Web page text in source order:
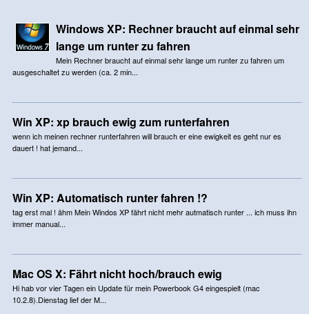
Windows XP: Rechner braucht auf einmal sehr
lange um runter zu fahren
Mein Rechner braucht auf einmal sehr lange um runter zu fahren um
ausgeschaltet zu werden (ca. 2 min...
Win XP: xp brauch ewig zum runterfahren
wenn ich meinen rechner runterfahren will brauch er eine ewigkeit es geht nur es
dauert ! hat jemand...
Win XP: Automatisch runter fahren !?
tag erst mal ! ähm Mein Windos XP fährt nicht mehr autmatisch runter ... ich muss ihn
immer manual...
Mac OS X: Fährt nicht hoch/brauch ewig
Hi hab vor vier Tagen ein Update für mein Powerbook G4 eingespielt (mac
10.2.8).Dienstag lief der M...